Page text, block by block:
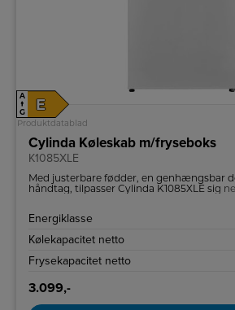
A
↑
G
E
Produktdatablad
Cylinda Køleskab m/fryseboks
K1085XLE
Med justerbare fødder, en genhængsbar
håndtag, tilpasser Cylinda K1085XLE sig
Energiklasse
Kølekapacitet netto
Frysekapacitet netto
3.099,-